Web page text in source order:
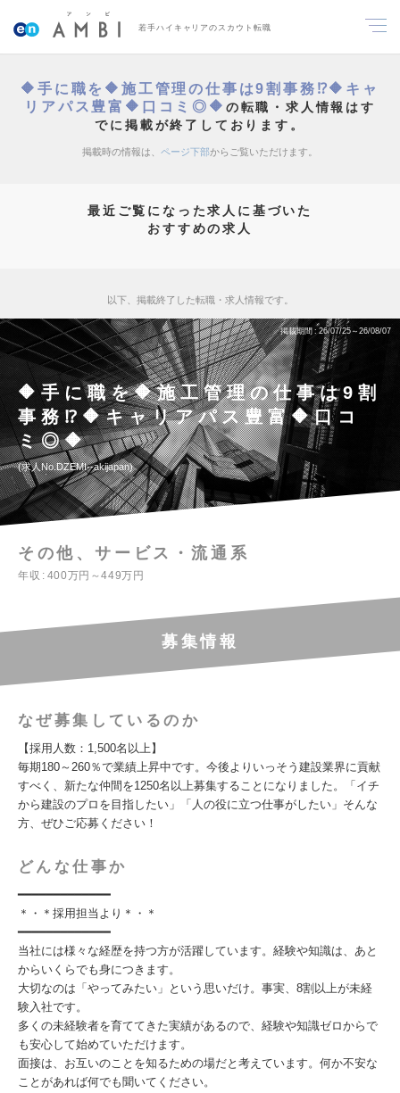
若手ハイキャリアのスカウト転職
🔶手に職を🔶施工管理の仕事は9割事務⁉🔶キャ
リアパス豊富🔶口コミ◎🔶 の転職・求人情報はす
でに掲載が終了しております。
掲載時の情報は、 ページ下部からご覧いただけます。
最近ご覧になった求人に基づいた
おすすめの求人
以下、掲載終了した転職・求人情報です。
掲載期間 26/07/25～26/08/07
🔶手に職を🔶施工管理の仕事は9割
事務⁉🔶キャリアパス豊富🔶口コ
ミ◎🔶
求人No.DZEMI--akijapan
その他、サービス・流通系
年収 400万円～449万円
募集情報
なぜ募集しているのか
【採用人数：1,500名以上】
毎期180～260％で業績上昇中です。今後よりいっそう建設業界に貢献
すべく、新たな仲間を1250名以上募集することになりました。「イチ
から建設のプロを目指したい」「人の役に立つ仕事がしたい」そんな
方、ぜひご応募ください！
どんな仕事か
━━━━━━━━━━━━━
＊・＊採用担当より＊・＊
━━━━━━━━━━━━━
当社には様々な経歴を持つ方が活躍しています。経験や知識は、あと
からいくらでも身につきます。
大切なのは「やってみたい」という思いだけ。事実、8割以上が未経
験入社です。
多くの未経験者を育ててきた実績があるので、経験や知識ゼロからで
も安心して始めていただけます。
面接は、お互いのことを知るための場だと考えています。何か不安な
ことがあれば何でも聞いてください。